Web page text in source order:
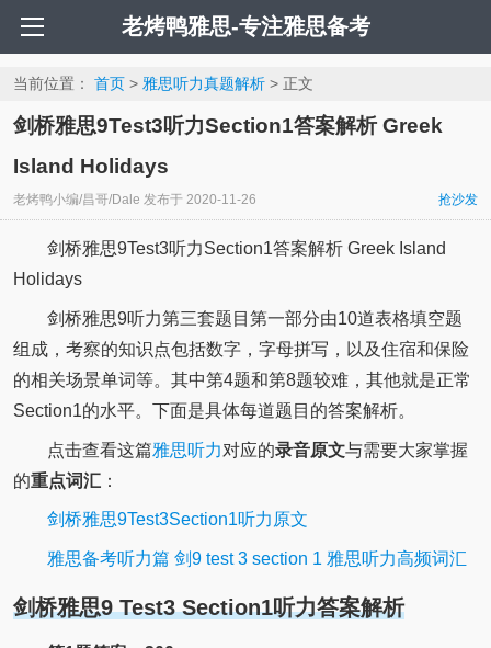
老烤鸭雅思-专注雅思备考
当前位置： 首页> 雅思听力真题解析> 正文
剑桥雅思9Test3听力Section1答案解析 Greek
Island Holidays
老烤鸭小编/昌哥/Dale 发布于 2020-11-26 抢沙发
剑桥雅思9Test3听力Section1答案解析 Greek Island
Holidays
剑桥雅思9听力第三套题目第一部分由10道表格填空题
组成，考察的知识点包括数字，字母拼写，以及住宿和保险
的相关场景单词等。其中第4题和第8题较难，其他就是正常
Section1的水平。下面是具体每道题目的答案解析。
点击查看这篇雅思听力对应的录音原文与需要大家掌握
的重点词汇：
剑桥雅思9Test3Section1听力原文
雅思备考听力篇 剑9 test 3 section 1 雅思听力高频词汇
剑桥雅思9 Test3 Section1听力答案解析